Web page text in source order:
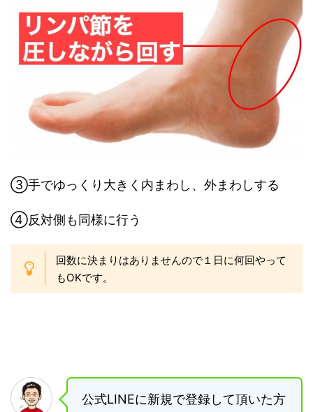
③手でゆっくり大きく内まわし、外まわしする
④反対側も同様に行う
回数に決まりはありませんので１日に何回やって
もOKです。
公式LINEに新規で登録して頂いた方